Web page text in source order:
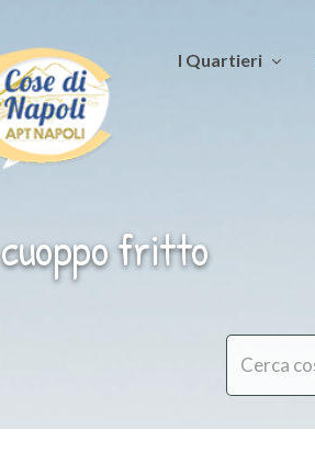
I Quartieri
cuoppo fritto